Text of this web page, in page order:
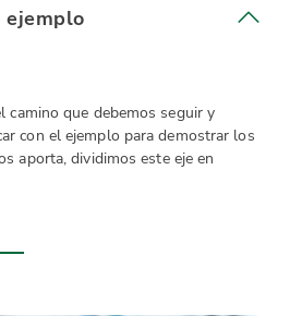
ejemplo
camino que debemos seguir y
con el ejemplo para demostrar los
aporta, dividimos este eje en